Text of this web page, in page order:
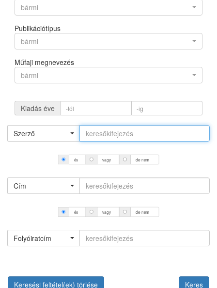
bármi
Publikációtípus
bármi
Műfaji megnevezés
bármi
Kiadás éve
Szerző
és vagy de nem
Cím
és vagy de nem
Folyóiratcím
Keresési feltétel(ek) törlése